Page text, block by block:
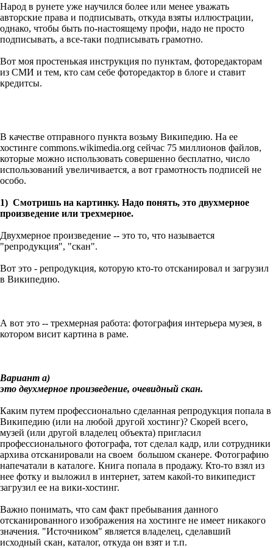
Народ в рунете уже научился более или менее уважать
авторские права и подписывать, откуда взяты иллюстрации,
однако, чтобы быть по-настоящему профи, надо не просто
подписывать, а все-таки подписывать грамотно.
Вот моя простенькая инструкция по пунктам, фоторедакторам
из СМИ и тем, кто сам себе фоторедактор в блоге и ставит
кредитсы.
В качестве отправного пункта возьму Википедию. На ее
хостинге commons.wikimedia.org сейчас 75 миллионов файлов,
которые можно использовать совершенно бесплатно, число
использований увеличивается, а вот грамотность подписей не
особо.
1) Смотришь на картинку. Надо понять, это двухмерное
произведение или трехмерное.
Двухмерное произведение -- это то, что называется
"репродукция", "скан".
Вот это - репродукция, которую кто-то отсканировал и загрузил
в Википедию.
А вот это -- трехмерная работа: фотография интерьера музея, в
котором висит картина в раме.
Вариант а)
это двухмерное произведение, очевидный скан.
Каким путем профессионально сделанная репродукция попала в
Википедию (или на любой другой хостинг)? Скорей всего,
музей (или другой владелец объекта) пригласил
профессионального фотографа, тот сделал кадр, или сотрудники
архива отсканировали на своем большом сканере. Фотографию
напечатали в каталоге. Книга попала в продажу. Кто-то взял из
нее фотку и выложил в интернет, затем какой-то википедист
загрузил ее на вики-хостинг.
Важно понимать, что сам факт пребывания данного
отсканированного изображения на хостинге не имеет никакого
значения. "Источником" является владелец, сделавший
исходный скан, каталог, откуда он взят и т.п.